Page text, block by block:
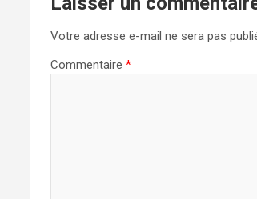
Votre adresse e-mail ne sera pas
Commentaire *